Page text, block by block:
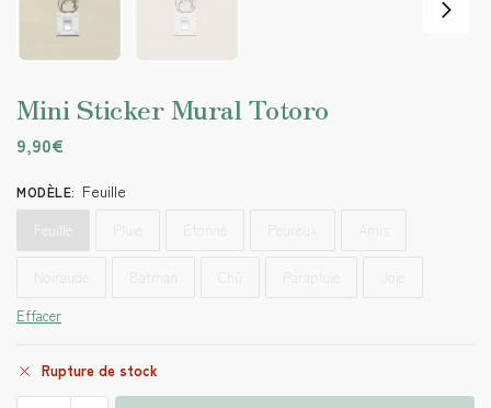
Mini Sticker Mural Totoro
9,90€
MODÈLE: Feuille
Effacer
Rupture de stock